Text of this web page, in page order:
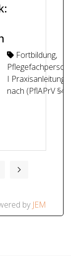
Fortbildung,
I Praxisanleitung
nach (PflAPrV §4)
by JEM